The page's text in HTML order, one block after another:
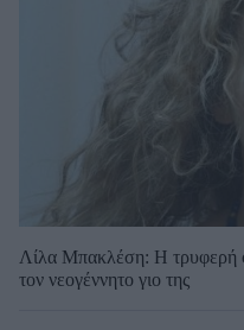
Λίλα Μπακλέση: Η τρυφερή
τον νεογέννητο γιο της